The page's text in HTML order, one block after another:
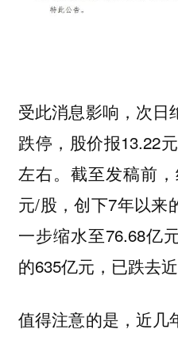
受此消息影响，次日
跌停，股价报13.22
左右。截至发稿前
元/股，创下7年以来
一步缩水至76.68亿
的635亿元，已跌去近
值得注意的是，近几